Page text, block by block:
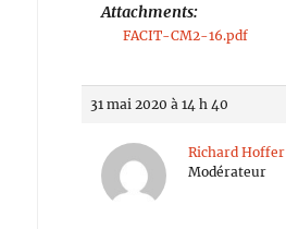
Attachments:
FACIT-CM2-16.pdf
31 mai 2020 à 14 h 40
Richard Hoffer
Modérateur